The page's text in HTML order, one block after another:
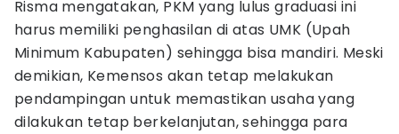
Risma mengatakan, PKM yang lulus graduasi ini
harus memiliki penghasilan di atas UMK (Upah
Minimum Kabupaten) sehingga bisa mandiri. Meski
demikian, Kemensos akan tetap melakukan
pendampingan untuk memastikan usaha yang
dilakukan tetap berkelanjutan, sehingga para